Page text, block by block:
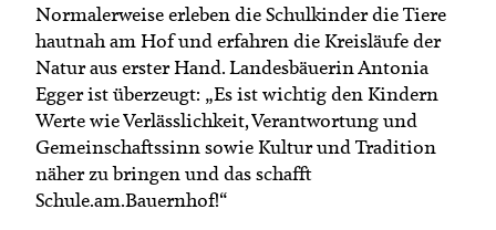
Normalerweise erleben die Schulkinder die Tiere
hautnah am Hof und erfahren die Kreisläufe der
Natur aus erster Hand. Landesbäuerin Antonia
Egger ist überzeugt: „Es ist wichtig den Kindern
Werte wie Verlässlichkeit, Verantwortung und
Gemeinschaftssinn sowie Kultur und Tradition
näher zu bringen und das schafft
Schule.am.Bauernhof!“